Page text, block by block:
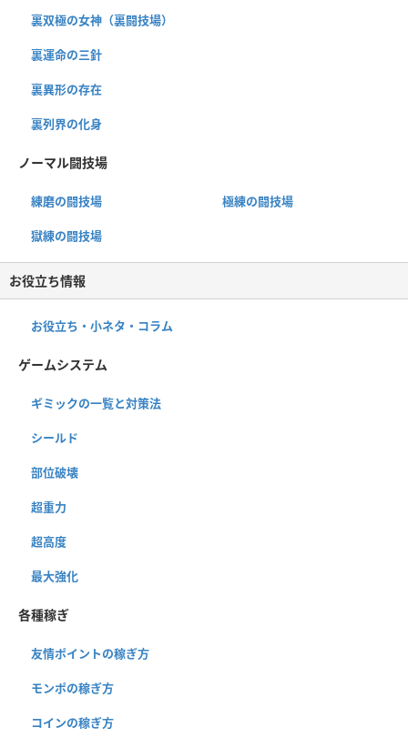
裏双極の女神（裏闘技場）
裏運命の三針
裏異形の存在
裏列界の化身
ノーマル闘技場
練磨の闘技場 極練の闘技場
獄練の闘技場
お役立ち情報
お役立ち・小ネタ・コラム
ゲームシステム
ギミックの一覧と対策法
シールド
部位破壊
超重力
超高度
最大強化
各種稼ぎ
友情ポイントの稼ぎ方
モンポの稼ぎ方
コインの稼ぎ方